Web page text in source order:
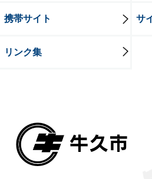
携帯サイト サ
リンク集